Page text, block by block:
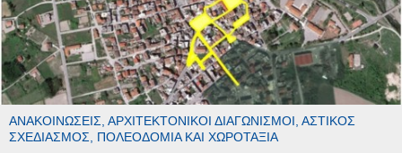
ΑΝΑΚΟΙΝΏΣΕΙΣ, ΑΡΧΙΤΕΚΤΟΝΙΚΟΊ ΔΙΑΓΩΝΙΣΜΟΊ, ΑΣΤΙΚΌΣ
ΣΧΕΔΙΑΣΜΌΣ, ΠΟΛΕΟΔΟΜΊΑ ΚΑΙ ΧΩΡΟΤΑΞΊΑ